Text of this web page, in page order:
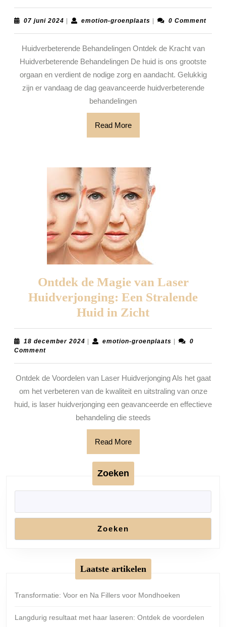
de
Kracht
van
voor
07 juni 2024 07
| emotion-groenplaatsemotion-
| 0 Comment
Huidverbeterende Behandelingen Ontdek de Kracht van
Huidverbeterende Behandelingen De huid is ons grootste
orgaan en verdient de nodige zorg en aandacht. Gelukkig
zijn er vandaag de dag geavanceerde huidverbeterende
behandelingen
Read MoreRead
More
Ontdek de Magie van Laser
Huidverjonging: Een Stralende
Huid in ZichtOntdek
de
Magie
Laser
Een
Stralende
18 december 2024 18
| emotion-groenplaatsemotion-
|
0
Comment
Ontdek de Voordelen van Laser Huidverjonging Als het gaat
om het verbeteren van de kwaliteit en uitstraling van onze
huid, is laser huidverjonging een geavanceerde en effectieve
behandeling die steeds
Read MoreRead
More
Zoeken
Zoeken
Laatste artikelen
Transformatie: Voor en Na Fillers voor Mondhoeken
Langdurig resultaat met haar laseren: Ontdek de voordelen